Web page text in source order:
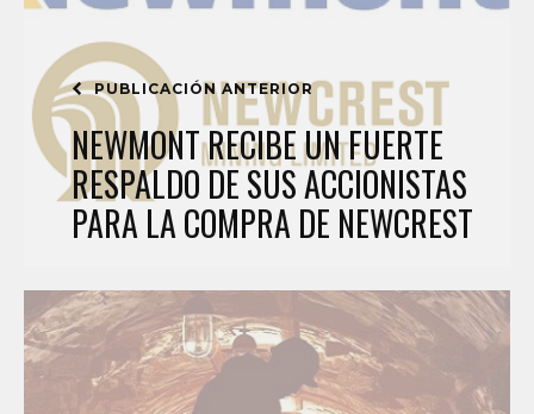
PUBLICACIÓN ANTERIOR
NEWMONT RECIBE UN FUERTE
RESPALDO DE SUS ACCIONISTAS
PARA LA COMPRA DE NEWCREST